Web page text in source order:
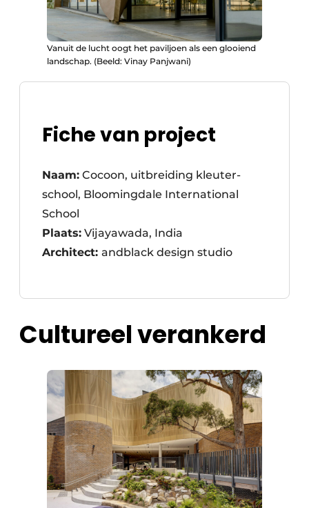
Vanuit de lucht oogt het paviljoen als een glooiend
landschap. (Beeld: Vinay Panjwani)
Fiche van project
Naam: Cocoon, uitbreiding kleuter-
school, Bloomingdale International
School
Plaats: Vijayawada, India
Architect: andblack design studio
Cultureel verankerd